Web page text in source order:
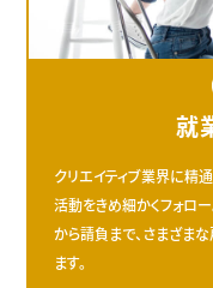
就
クリエイティブ業界に精
活動をきめ細かくフォロ
から請負まで、さまざま
ます。